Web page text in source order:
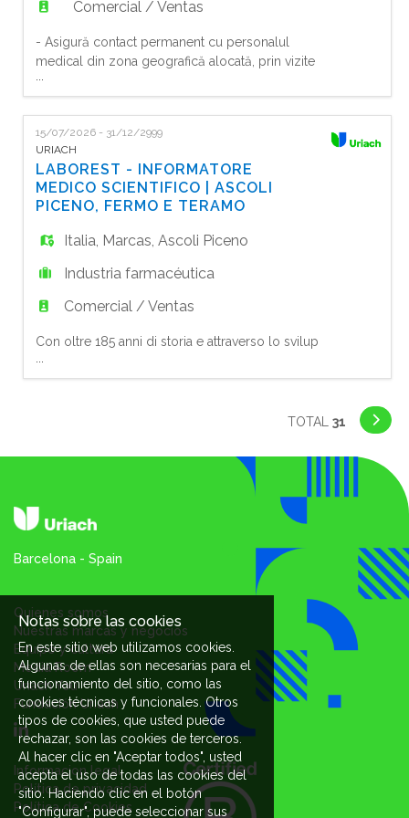
Comercial / Ventas
- Asigură contact permanent cu personalul
medical din zona geografică alocată, prin vizite
regulate la aceștia, conform planului stabilit de
vizitare; - Promovează etic portofoliul de
produse URIACH în conformitate cu politicile
companiei, strategia și planul de marketing, cu
scopul de a maximiza notorietatea,
accesibilitatea, vizibilitatea si reco
15/07/2026 - 31/12/2999
URIACH
LABOREST - INFORMATORE
MEDICO SCIENTIFICO | ASCOLI
PICENO, FERMO E TERAMO
Italia, Marcas,Ascoli Piceno
Industria farmacéutica
Comercial / Ventas
Con oltre 185 anni di storia e attraverso lo sviluppo di attività
TOTAL 31
Barcelona - Spain
Quienes somos
Nuestras marcas y negocios
Equipo y cultura
Media Room
Uriach You
Fundación Uriach
Informacion legal
Política de privacidad
Política de Cookies
Notas sobre las cookies
En este sitio web utilizamos cookies.
Algunas de ellas son necesarias para el
funcionamiento del sitio, como las
cookies técnicas y funcionales. Otros
tipos de cookies, que usted puede
rechazar, son las cookies de terceros.
Al hacer clic en "Aceptar todos", usted
acepta el uso de todas las cookies del
sitio. Haciendo clic en el botón
"Configurar", puede seleccionar sus